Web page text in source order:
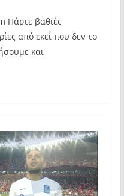
Πάρτε βαθιές
από εκεί που δεν το
και